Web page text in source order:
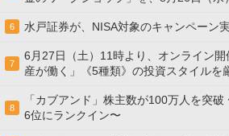
6 水戸証券が、NISA対象のキャンペーン
7
6月27日（土）11時より、オンライン
産が働く」《5種類》の投資スタイルを
8
「カブアンド」株主数が100万人を突
6位にランクイン〜